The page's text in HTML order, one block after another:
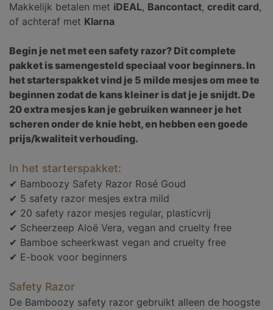
Makkelijk betalen met iDEAL, Bancontact, credit card,
of achteraf met Klarna
Begin je net met een safety razor? Dit complete
pakket is samengesteld speciaal voor beginners. In
het starterspakket vind je 5 milde mesjes om mee te
beginnen zodat de kans kleiner is dat je je snijdt. De
20 extra mesjes kan je gebruiken wanneer je het
scheren onder de knie hebt, en hebben een goede
prijs/kwaliteit verhouding.
In het starterspakket:
✔ Bamboozy Safety Razor Rosé Goud
✔ 5 safety razor mesjes extra mild
✔ 20 safety razor mesjes regular, plasticvrij
✔ Scheerzeep Aloë Vera, vegan and cruelty free
✔ Bamboe scheerkwast vegan and cruelty free
✔ E-book voor beginners
Safety Razor
De Bamboozy safety razor gebruikt alleen de hoogste